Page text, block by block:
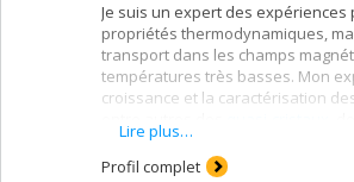
Je suis un expert des expériences
propriétés thermodynamiques,
transport dans les champs
températures très basses. Mon
croissance et la caractérisation
corrélés, et des
frustrés.
Lire plus…
Profil complet